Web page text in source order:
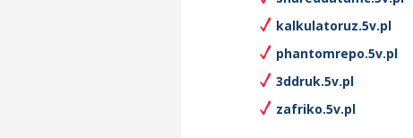
kalkulatoruz.5v.pl
phantomrepo.5v.pl
3ddruk.5v.pl
zafriko.5v.pl